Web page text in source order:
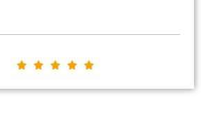
d
    C